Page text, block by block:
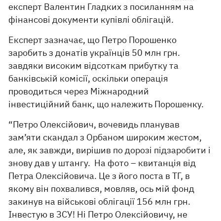
експерт Валентин Гладких з посиланням на
фінансові документи купівлі облігацій.
Експерт зазначає, що Петро Порошенко
заробить з донатів українців 50 млн грн.
завдяки високим відсоткам прибутку та
банківській комісії, оскільки операція
проводиться через Міжнародний
інвестиційний банк, що належить Порошенку.
“Петро Олексійович, вочевидь планував
зам’яти скандал з Орбаном широким жестом,
але, як завжди, вирішив по дорозі підзаробити і
знову дав у штангу. На фото – квитанція від
Петра Олексійовича. Це з його поста в ТГ, в
якому він похвалився, мовляв, ось мій фонд
закинув на військові облігації 156 млн грн.
Інвестую в ЗСУ! Ні Петро Олексійовичу, не